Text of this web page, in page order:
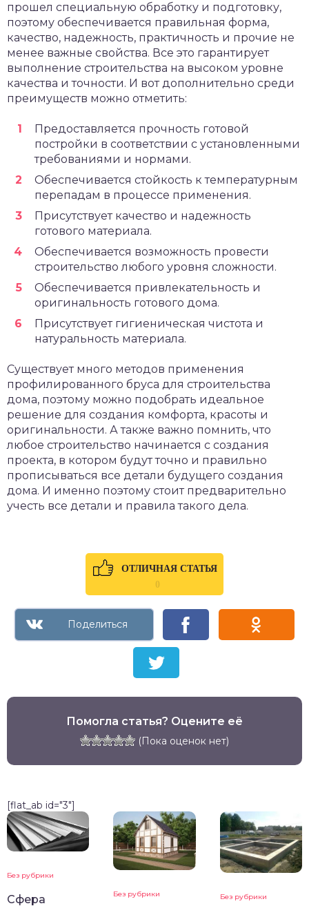
прошел специальную обработку и подготовку,
поэтому обеспечивается правильная форма,
качество, надежность, практичность и прочие не
менее важные свойства. Все это гарантирует
выполнение строительства на высоком уровне
качества и точности. И вот дополнительно среди
преимуществ можно отметить:
Предоставляется прочность готовой
постройки в соответствии с установленными
требованиями и нормами.
Обеспечивается стойкость к температурным
перепадам в процессе применения.
Присутствует качество и надежность
готового материала.
Обеспечивается возможность провести
строительство любого уровня сложности.
Обеспечивается привлекательность и
оригинальность готового дома.
Присутствует гигиеническая чистота и
натуральность материала.
Существует много методов применения
профилированного бруса для строительства
дома, поэтому можно подобрать идеальное
решение для создания комфорта, красоты и
оригинальности. А также важно помнить, что
любое строительство начинается с создания
проекта, в котором будут точно и правильно
прописываться все детали будущего создания
дома. И именно поэтому стоит предварительно
учесть все детали и правила такого дела.
ОТЛИЧНАЯ СТАТЬЯ
0
Помогла статья? Оцените её
(Пока оценок нет)
[flat_ab id="3"]
Без рубрики
Сфера Без рубрики Без рубрики